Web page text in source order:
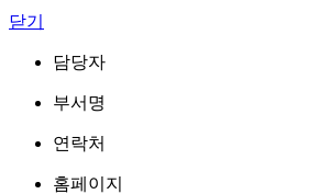
닫기
담당자
부서명
연락처
홈페이지